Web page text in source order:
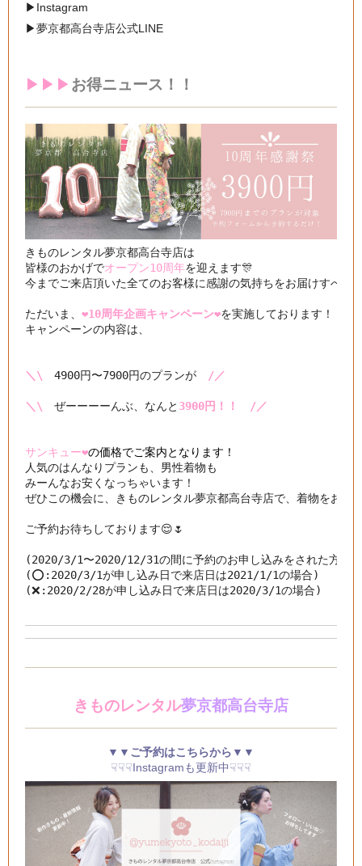
▶︎ Instagram
▶︎夢京都高台寺店公式LINE
▶︎▶︎▶︎ お得ニュース！！
きものレンタル夢京都高台寺店は
皆様のおかげでオープン10周年を迎えます🎊
今までご来店頂いた全てのお客様に感謝の気持ちをお届けすべく
ただいま、 ❤️10周年企画キャンペーン❤️を実施しております！
キャンペーンの内容は、
＼\ 4900円〜7900円のプランが /／
＼\ ぜーーーーんぶ、なんと 3900円！！　/／
サンキュー❤️の価格でご案内となります！
人気のはんなりプランも、男性着物も
みーんなお安くなっちゃいます！
ぜひこの機会に、きものレンタル夢京都高台寺店で、着物をお楽
ご予約お待ちしております😌🌷
(2020/3/1〜2020/12/31の間に予約のお申し込みをされた方が
(⭕️:2020/3/1が申し込み日で来店日は2021/1/1の場合)
(❌:2020/2/28が申し込み日で来店日は2020/3/1の場合)
きものレンタル夢京都高台寺店
▼▼ご予約はこちらから▼▼
☟☟☟Instagramも更新中☟☟☟